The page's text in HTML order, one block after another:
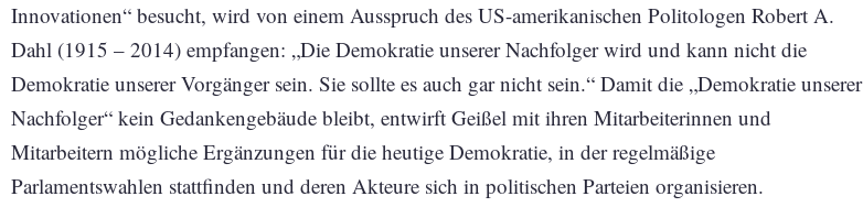
Innovationen“ besucht, wird von einem Ausspruch des US-amerikanischen Politologen Robert A.
Dahl (1915 – 2014) empfangen: „Die Demokratie unserer Nachfolger wird und kann nicht die
Demokratie unserer Vorgänger sein. Sie sollte es auch gar nicht sein.“ Damit die „Demokratie unserer
Nachfolger“ kein Gedankengebäude bleibt, entwirft Geißel mit ihren Mitarbeiterinnen und
Mitarbeitern mögliche Ergänzungen für die heutige Demokratie, in der regelmäßige
Parlamentswahlen stattfinden und deren Akteure sich in politischen Parteien organisieren.